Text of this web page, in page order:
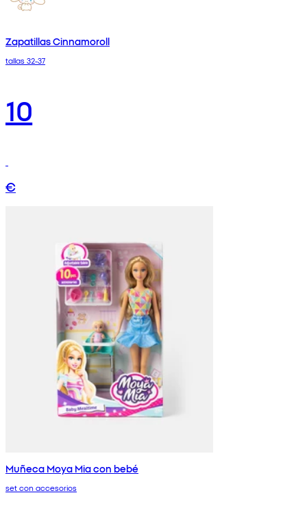
Zapatillas Cinnamoroll
tallas 32-37
10
€
Muñeca Moya Mia con bebé
set con accesorios